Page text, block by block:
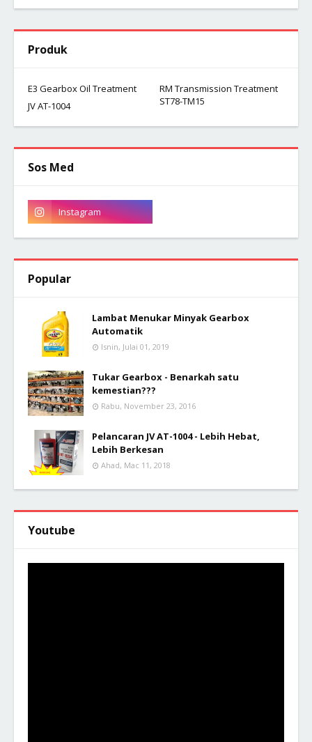
Produk
E3 Gearbox Oil Treatment
RM Transmission Treatment
ST78-TM15
JV AT-1004
Sos Med
Popular
Lambat Menukar Minyak Gearbox
Automatik
Isnin, Julai 01, 2019
Tukar Gearbox - Benarkah satu
kemestian???
Rabu, November 23, 2016
Pelancaran JV AT-1004 - Lebih Hebat,
Lebih Berkesan
Ahad, Mac 11, 2018
Youtube